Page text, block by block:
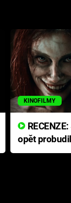
KINOFILMY
opět
přichází s